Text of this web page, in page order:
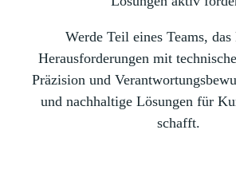
Werde Teil eines Teams,
Herausforderungen mit
Präzision und
und nachhaltige Lösungen für
schafft.